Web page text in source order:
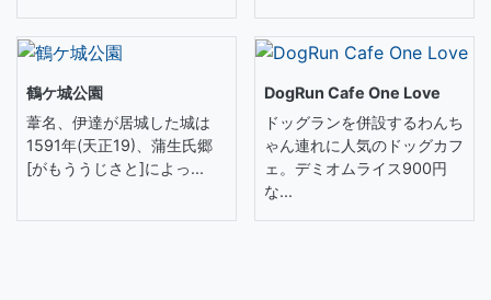
鶴ケ城公園
葦名、伊達が居城した城は
1591年(天正19)、蒲生氏郷
[がもううじさと]によっ...
DogRun Cafe One Love
ドッグランを併設するわんち
ゃん連れに人気のドッグカフ
ェ。デミオムライス900円
な...